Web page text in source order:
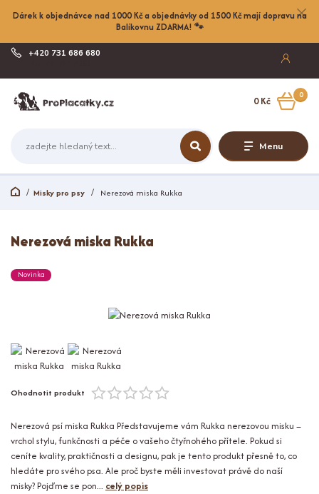
Dárek k objednávce nad 1000 Kč a objednávky od 1500 Kč mají dopravu na
Balíkovnu ZDARMA! 🐾
Menu
+420 731 686 680
0
0 Kč
Misky pro psy Nerezová miska Rukka
Nerezová miska Rukka
Novinka
Ohodnotit produkt
Nerezová psí miska Rukka Představujeme vám Rukka nerezovou misku –
vrchol stylu, funkčnosti a péče o vašeho čtyřnohého přítele. Pokud si
ceníte kvality, praktičnosti a designu, pak je tento produkt přesně to, co
hledáte pro svého psa. Ale proč byste měli investovat právě do naší
misky? Pojďme se pon... celý popis